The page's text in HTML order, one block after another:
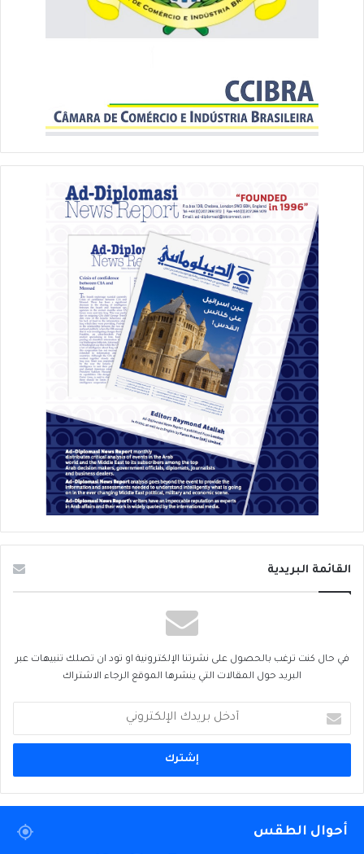
القائمة البريدية
في حال كنت ترغب بالحصول على نشرتنا الإلكترونية او تود ان تصلك تنبيهات عبر
البريد حول المقالات التي ينشرها الموقع الرجاء الاشتراك
بريدك
الإلكتروني
أحوال الطقس